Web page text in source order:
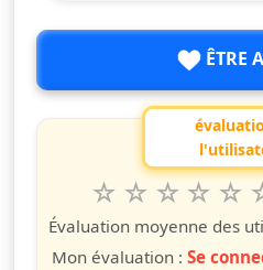
ÊTRE
questo 6
5
étoiles
4
étoiles
3
étoiles
2
étoiles
étoile
Évaluation moyenne des
Mon évaluation : Se